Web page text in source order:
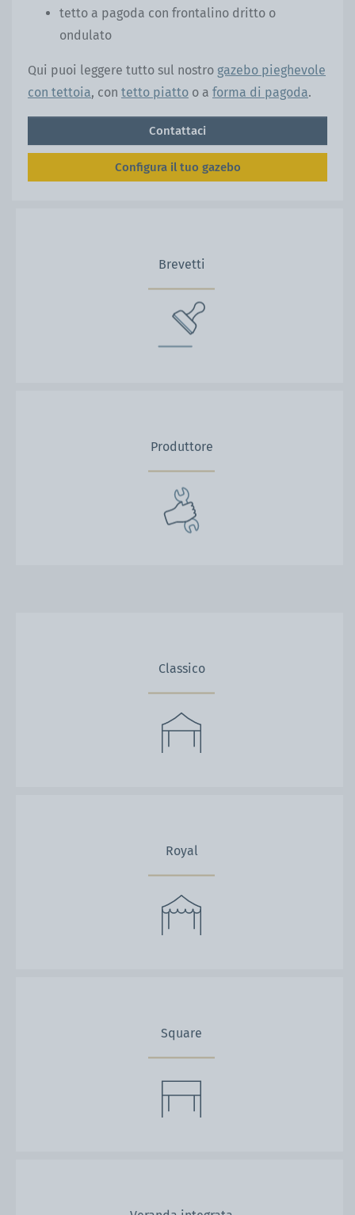
tetto a pagoda con frontalino dritto o
ondulato
Qui puoi leggere tutto sul nostro gazebo pieghevole
con tettoia, con tetto piatto o a forma di pagoda.
Contattaci
Configura il tuo gazebo
Brevetti
Produttore
Classico
Royal
Square